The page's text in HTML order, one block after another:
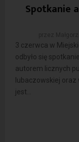
Spotkanie
3 czerwca w
odbyło się
autorem licznych
lubaczowskiej oraz
jest...